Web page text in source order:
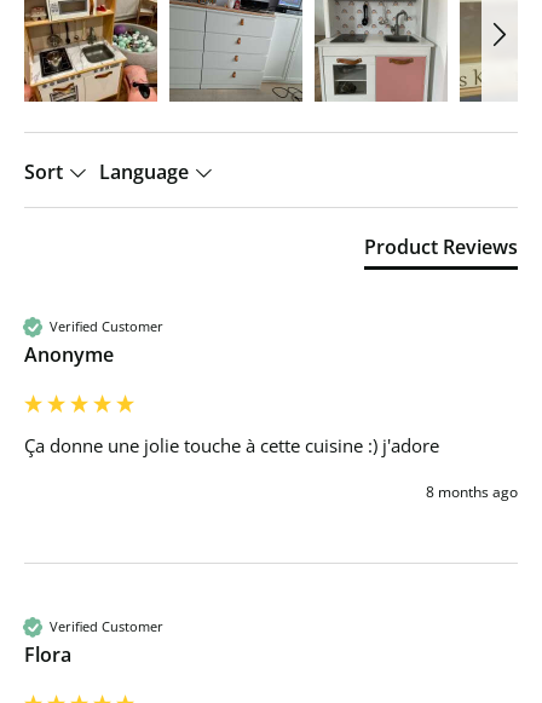
Sort Language
Product Reviews
Verified Customer
Anonyme
Ça donne une jolie touche à cette cuisine :) j'adore
8 months ago
Verified Customer
Flora